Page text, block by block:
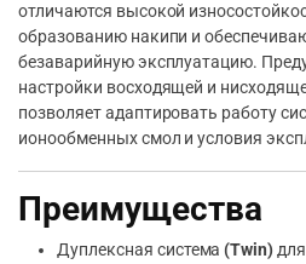
отличаются высокой
образованию накипи и
безаварийную эксплуатацию.
настройки восходящей и
позволяет адаптировать работу
ионообменных смол и условия
Преимущества
Дуплексная система (Twin)